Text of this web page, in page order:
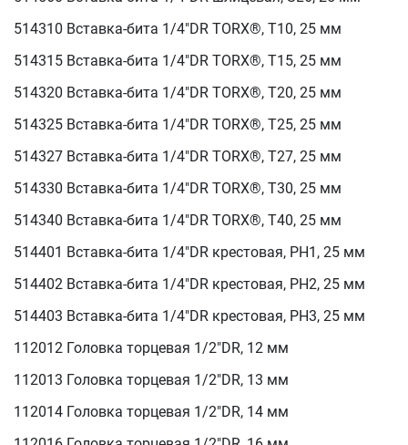
514310 Вставка-бита 1/4"DR TORX®, T10, 25 мм
514315 Вставка-бита 1/4"DR TORX®, T15, 25 мм
514320 Вставка-бита 1/4"DR TORX®, T20, 25 мм
514325 Вставка-бита 1/4"DR TORX®, T25, 25 мм
514327 Вставка-бита 1/4"DR TORX®, T27, 25 мм
514330 Вставка-бита 1/4"DR TORX®, T30, 25 мм
514340 Вставка-бита 1/4"DR TORX®, T40, 25 мм
514401 Вставка-бита 1/4"DR крестовая, РН1, 25 мм
514402 Вставка-бита 1/4"DR крестовая, РН2, 25 мм
514403 Вставка-бита 1/4"DR крестовая, РН3, 25 мм
112012 Головка торцевая 1/2"DR, 12 мм
112013 Головка торцевая 1/2"DR, 13 мм
112014 Головка торцевая 1/2"DR, 14 мм